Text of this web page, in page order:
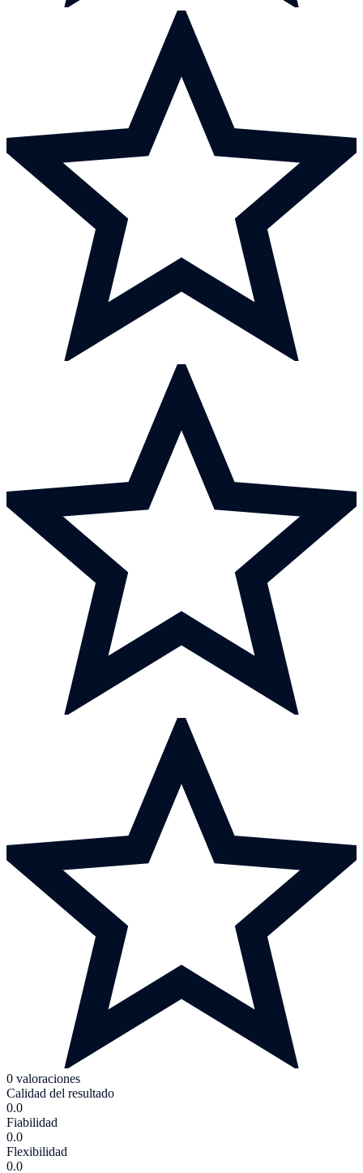
0 valoraciones
Calidad del resultado
0.0
Fiabilidad
0.0
Flexibilidad
0.0